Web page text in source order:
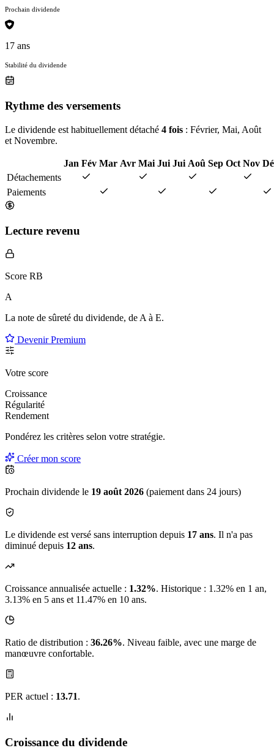
Prochain dividende
17 ans
Stabilité du dividende
Rythme des versements
Le dividende est habituellement détaché 4 fois : Février, Mai, Août
et Novembre.
Jan Fév Mar Avr Mai Jui Jui Aoû Sep Oct Nov
Détachements
Paiements
Lecture revenu
Score RB
A
La note de sûreté du dividende, de A à E.
Devenir Premium
Votre score
Croissance
Régularité
Rendement
Pondérez les critères selon votre stratégie.
Créer mon score
Prochain dividende le 19 août 2026 (paiement dans 24 jours)
Le dividende est versé sans interruption depuis 17 ans. Il n'a pas
diminué depuis 12 ans.
Croissance annualisée actuelle : 1.32%. Historique : 1.32% en 1 an,
3.13% en 5 ans et 11.47% en 10 ans.
Ratio de distribution : 36.26%. Niveau faible, avec une marge de
manœuvre confortable.
PER actuel : 13.71.
Croissance du dividende